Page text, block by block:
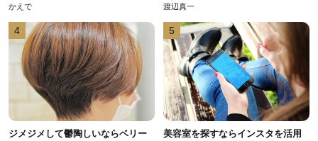
かえで 渡辺真一
4
ジメジメして鬱陶しいならベリー
5
美容室を探すならインスタを活用